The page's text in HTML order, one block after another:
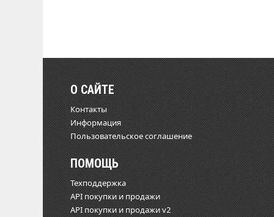
О САЙТЕ
Контакты
Информация
Пользовательское соглашение
ПОМОЩЬ
Техподдержка
API покупки и продажи
API покупки и продажи v2